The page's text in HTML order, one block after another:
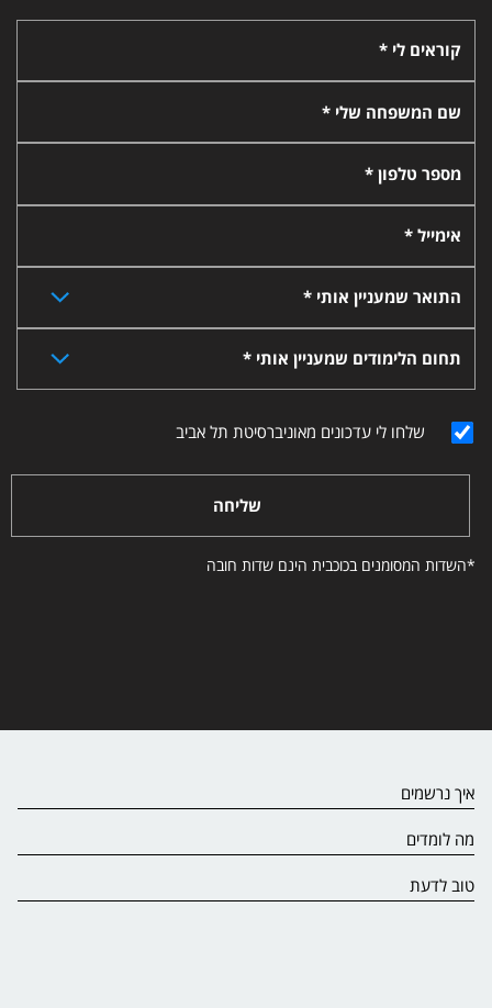
קוראים לי *
שם המשפחה שלי *
מספר טלפון *
אימייל *
התואר שמעניין אותי *
תחום הלימודים שמעניין אותי *
שלחו לי עדכונים מאוניברסיטת תל אביב
שליחה
*השדות המסומנים בכוכבית הינם שדות חובה
איך נרשמים
מה לומדים
טוב לדעת